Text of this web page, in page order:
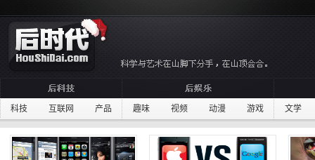
科技 互联网 产品 趣味 视频 动漫 游戏 文学